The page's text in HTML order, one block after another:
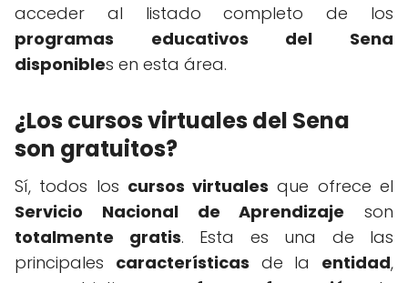
acceder al listado completo de los
programas educativos del Sena
disponibles en esta área.
¿Los cursos virtuales del Sena
son gratuitos?
Sí, todos los cursos virtuales que ofrece el
Servicio Nacional de Aprendizaje son
totalmente gratis. Esta es una de las
principales características de la entidad,